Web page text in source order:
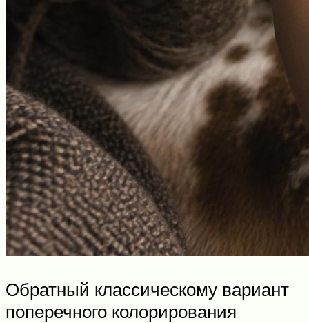
Обратный классическому вариант
поперечного колорирования